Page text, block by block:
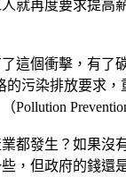
就再度要求提
個衝擊，有
污染排放要求
都發生？如果
，但政府的錢還